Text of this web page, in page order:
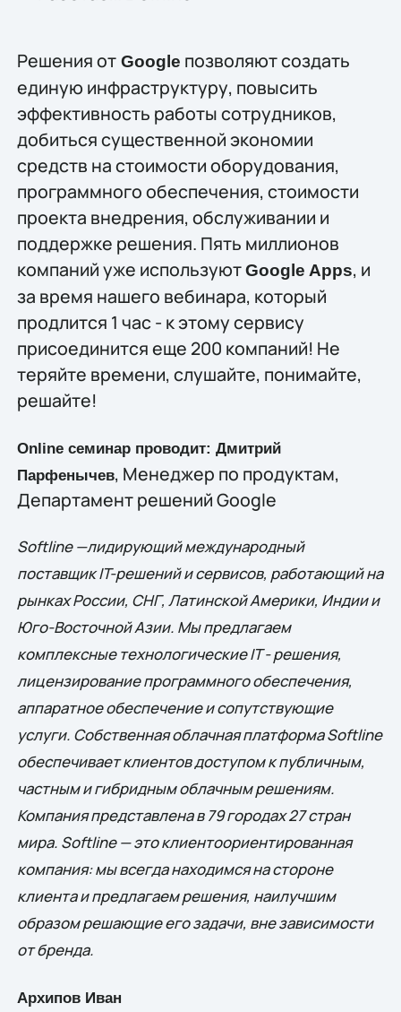
Решения отGoogle позволяют создать
единую инфраструктуру, повысить
эффективность работы сотрудников,
добиться существенной экономии
средств на стоимости оборудования,
программного обеспечения, стоимости
проекта внедрения, обслуживании и
поддержке решения. Пять миллионов
компаний уже используютGoogle Apps, и
за время нашего вебинара, который
продлится 1 час - к этому сервису
присоединится еще 200 компаний! Не
теряйте времени, слушайте, понимайте,
решайте!
Online семинар проводит: Дмитрий
Парфенычев, Менеджер по продуктам,
Департамент решений Google
Softline —лидирующий международный
поставщик IT-решений и сервисов, работающий на
рынках России, СНГ, Латинской Америки, Индии и
Юго-Восточной Азии. Мы предлагаем
комплексные технологические IT - решения,
лицензирование программного обеспечения,
аппаратное обеспечение и сопутствующие
услуги. Собственная облачная платформа Softline
обеспечивает клиентов доступом к публичным,
частным и гибридным облачным решениям.
Компания представлена в 79 городах 27 стран
мира. Softline — это клиентоориентированная
компания: мы всегда находимся на стороне
клиента и предлагаем решения, наилучшим
образом решающие eго задачи, вне зависимости
от бренда.
Архипов Иван